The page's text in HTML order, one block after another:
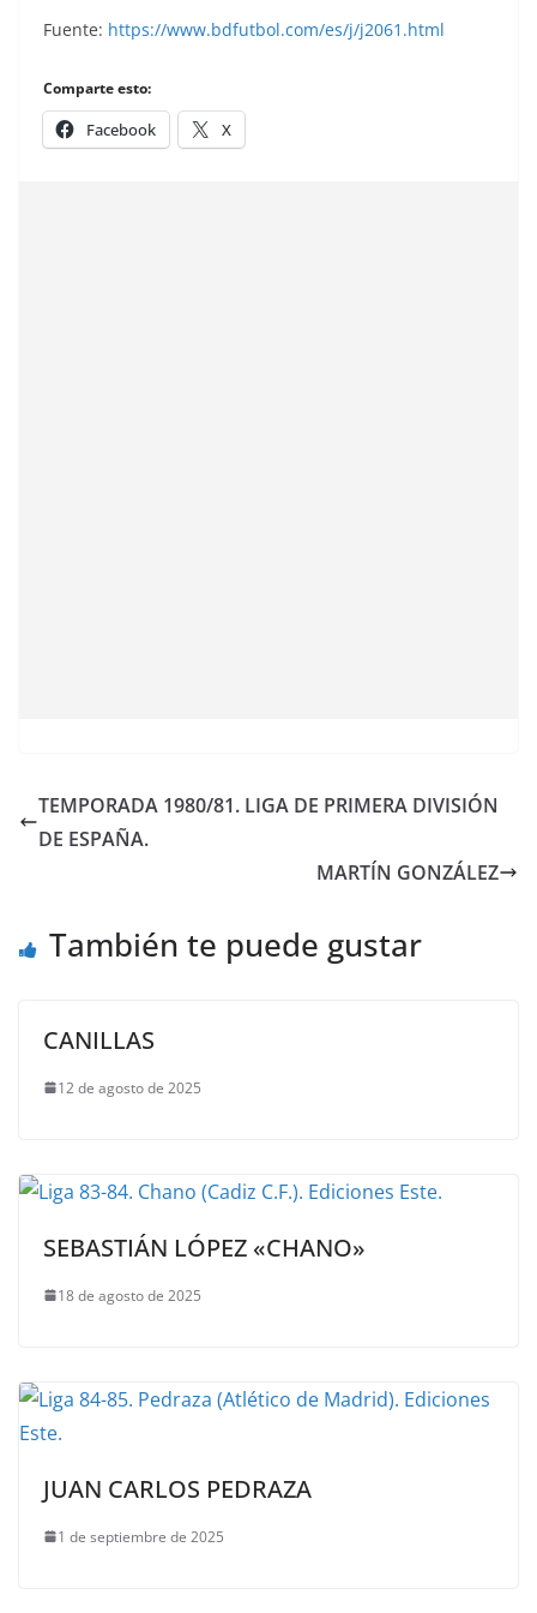
Fuente: https://www.bdfutbol.com/es/j/j2061.html
Comparte esto:
Facebook X
TEMPORADA 1980/81. LIGA DE PRIMERA DIVISIÓN
DE ESPAÑA.
MARTÍN GONZÁLEZ
También te puede gustar
CANILLAS
12 de agosto de 2025
SEBASTIÁN LÓPEZ «CHANO»
18 de agosto de 2025
JUAN CARLOS PEDRAZA
1 de septiembre de 2025